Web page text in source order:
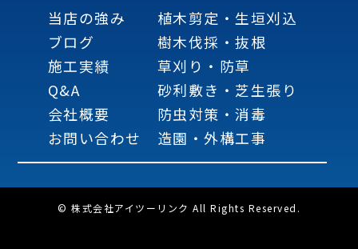
当店の強み
ブログ
施工実績
Q&A
会社概要
お問い合わせ
植木剪定・生垣刈込
樹木伐採・抜根
草刈り・防草
砂利敷き・芝生張り
防虫対策・消毒
造園・外構工事
© 株式会社アイツーリンク All Rights Reserved.